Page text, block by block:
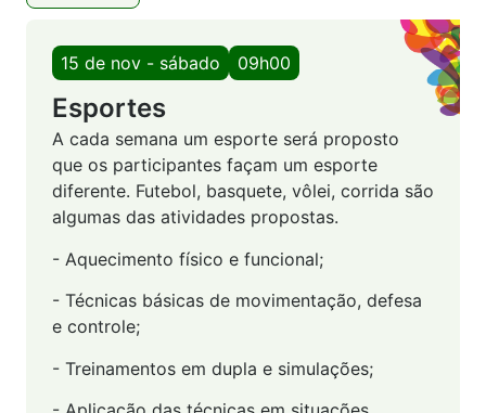
15 de nov - sábado 09h00
Esportes
A cada semana um esporte será proposto
que os participantes façam um esporte
diferente. Futebol, basquete, vôlei, corrida são
algumas das atividades propostas.
- Aquecimento físico e funcional;
- Técnicas básicas de movimentação, defesa
e controle;
- Treinamentos em dupla e simulações;